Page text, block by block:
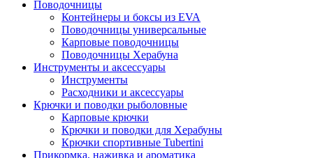
Поводочницы
Контейнеры и боксы из EVA
Поводочницы универсальные
Карповые поводочницы
Поводочницы Херабуна
Инструменты и аксессуары
Инструменты
Расходники и аксессуары
Крючки и поводки рыболовные
Карповые крючки
Крючки и поводки для Херабуны
Крючки спортивные Tubertini
Прикормка, наживка и ароматика